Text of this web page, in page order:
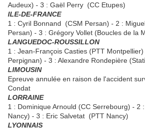
Audeux) - 3 : Gaël Perry (CC Etupes)
ILE-DE-FRANCE
1 : Cyril Bonnand (CSM Persan) - 2 :
Persan) - 3 : Grégory Vollet (Boucles de la
LANGUEDOC-ROUSSILLON
1 : Jean-François Casties (PTT
Perpignan) - 3 : Alexandre Rondepière
LIMOUSIN
Epreuve annulée en raison de l'accident
Condat
LORRAINE
1 : Dominique Arnould (CC Serrebourg) - 2
Nancy) - 3 : Eric Salvetat (PTT Nancy)
LYONNAIS